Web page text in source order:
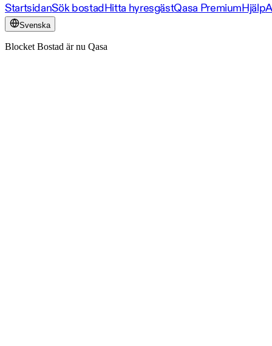
StartsidanSök bostadHitta hyresgästQasa PremiumHjälp
Svenska
Blocket Bostad är nu Qasa